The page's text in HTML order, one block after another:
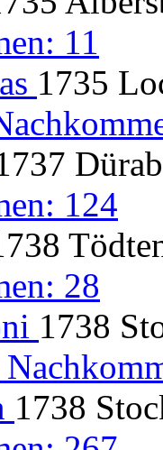
11
1735
124
28
1738
1738